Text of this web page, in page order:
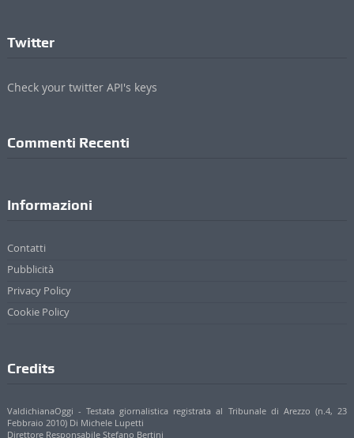
Twitter
Check your twitter API's keys
Commenti Recenti
Informazioni
Contatti
Pubblicità
Privacy Policy
Cookie Policy
Credits
ValdichianaOggi - Testata giornalistica registrata al Tribunale di Arezzo (n.4, 23
Febbraio 2010) Di Michele Lupetti
Direttore Responsabile Stefano Bertini